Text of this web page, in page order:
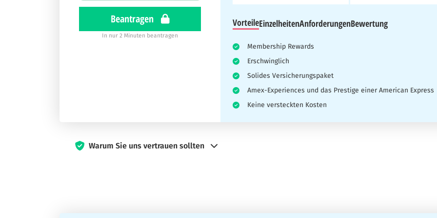
Beantragen
In nur 2 Minuten beantragen
VorteileEinzelheitenAnforderungenBewertung
Membership Rewards
Erschwinglich
Solides Versicherungspaket
Amex-Experiences und das Prestige einer American Express
Keine versteckten Kosten
Warum Sie uns vertrauen sollten